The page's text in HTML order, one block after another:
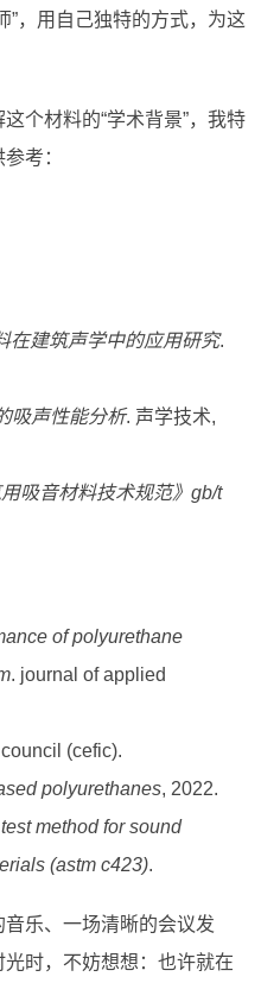
”，用自己独特的方式，为这
个材料的“学术背景”，我特
考：
在建筑声学中的应用研究.
吸声性能分析. 声学技术,
用吸音材料技术规范》gb/t
of polyurethane
. journal of applied
(cefic).
polyurethanes, 2022.
method for sound
(astm c423).
乐、一场清晰的会议发
时，不妨想想：也许就在